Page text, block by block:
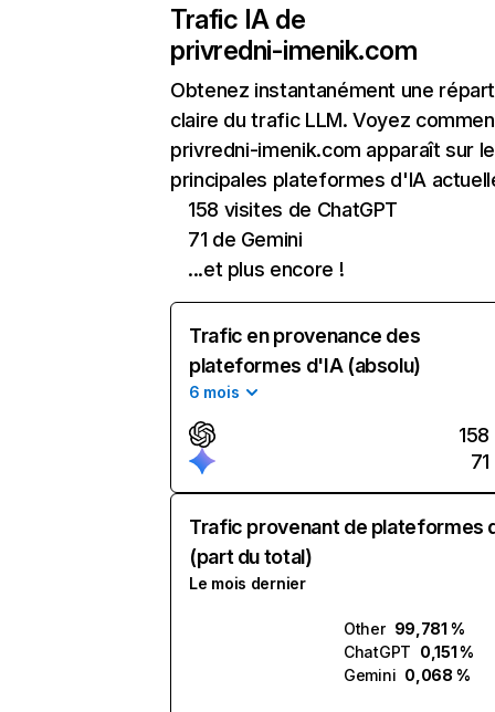
Trafic IA de
privredni-imenik.com
Obtenez instantanément une
claire du trafic LLM. Voyez
privredni-imenik.com apparaît sur
principales plateformes d'IA
158 visites de ChatGPT
71 de Gemini
...et plus encore !
Trafic en provenance des
plateformes d'IA (absolu)
6 mois
158
71
Trafic provenant de plateformes
(part du total)
Le mois dernier
Other 99,781 %
ChatGPT 0,151 %
Gemini 0,068 %